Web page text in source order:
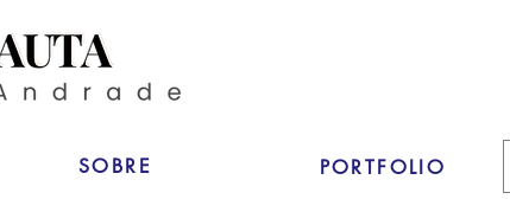
SOBRE PORTFOLIO